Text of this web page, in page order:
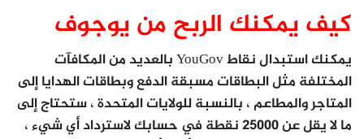
كيف يمكنك الربح من يوجوف
يمكنك استبدال نقاط YouGov بالعديد من المكافآت
المختلفة مثل البطاقات مسبقة الدفع وبطاقات الهدايا إلى
المتاجر والمطاعم ، بالنسبة للولايات المتحدة ، ستحتاج إلى
ما لا يقل عن 25000 نقطة في حسابك لاسترداد أي شيء ،